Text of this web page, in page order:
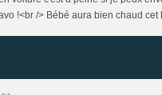
!<br /> Bébé aura bien chaud